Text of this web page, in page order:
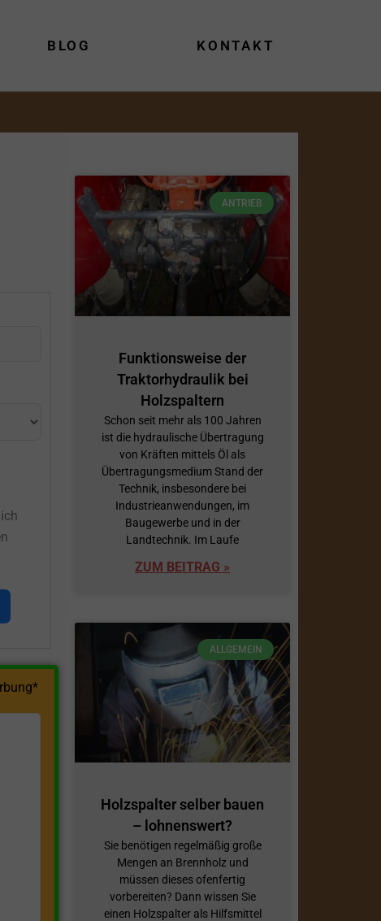
BLOG KONTAKT
ANTRIEB
Funktionsweise der
Traktorhydraulik bei
Holzspaltern
Schon seit mehr als 100 Jahren
ist die hydraulische Übertragung
von Kräften mittels Öl als
Übertragungsmedium Stand der
Technik, insbesondere bei
Industrieanwendungen, im
Baugewerbe und in der
Landtechnik. Im Laufe
ZUM BEITRAG »
ALLGEMEIN
Holzspalter selber bauen
– lohnenswert?
Sie benötigen regelmäßig große
Mengen an Brennholz und
müssen dieses ofenfertig
vorbereiten? Dann wissen Sie
einen Holzspalter als Hilfsmittel